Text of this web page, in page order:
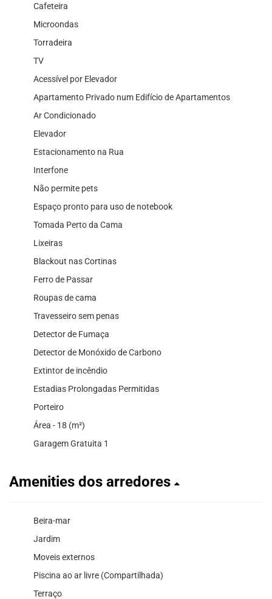
Cafeteira
Microondas
Torradeira
TV
Acessível por Elevador
Apartamento Privado num Edifício de Apartamentos
Ar Condicionado
Elevador
Estacionamento na Rua
Interfone
Não permite pets
Espaço pronto para uso de notebook
Tomada Perto da Cama
Lixeiras
Blackout nas Cortinas
Ferro de Passar
Roupas de cama
Travesseiro sem penas
Detector de Fumaça
Detector de Monóxido de Carbono
Extintor de incêndio
Estadias Prolongadas Permitidas
Porteiro
Área - 18 (m²)
Garagem Gratuita 1
Amenities dos arredores
Beira-mar
Jardim
Moveis externos
Piscina ao ar livre (Compartilhada)
Terraço